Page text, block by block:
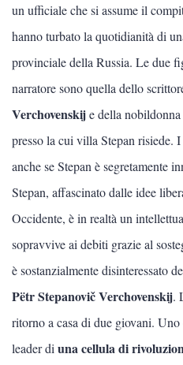
un ufficiale che si assume il
hanno turbato la quotidianità di
provinciale della Russia. Le due
narratore sono quella dello
Verchovenskije della nobildonna
presso la cui villa Stepan risiede.
anche se Stepan è segretamente
Stepan, affascinato dalle idee
Occidente, è in realtà un
sopravvive ai debiti grazie al
è sostanzialmente disinteressato
Pëtr Stepanovič Verchovenskij.
ritorno a casa di due giovani.
leader di una cellula di